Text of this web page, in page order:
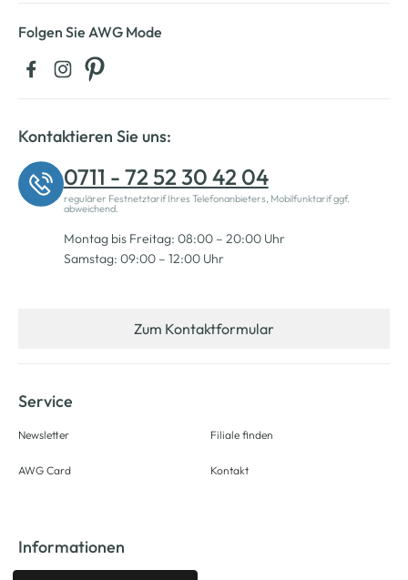
Folgen Sie AWG Mode
Kontaktieren Sie uns:
0711 - 72 52 30 42 04
regulärer Festnetztarif Ihres Telefonanbieters, Mobilfunktarif ggf.
abweichend.
Montag bis Freitag: 08:00 – 20:00 Uhr
Samstag: 09:00 – 12:00 Uhr
Zum Kontaktformular
Service
Newsletter
AWG Card
Filiale finden
Kontakt
Informationen